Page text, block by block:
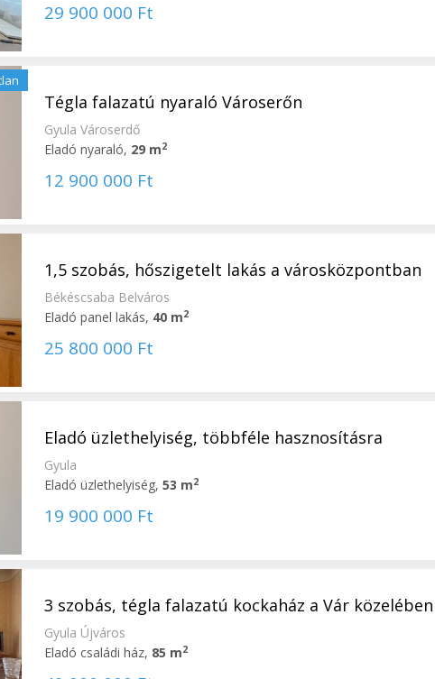
29 900 000 Ft
Tégla falazatú nyaraló Városerőn
Gyula Városerdő
Eladó nyaraló, 29 m2
12 900 000 Ft
1,5 szobás, hőszigetelt lakás a városközpontban
Békéscsaba Belváros
Eladó panel lakás, 40 m2
25 800 000 Ft
Eladó üzlethelyiség, többféle hasznosításra
Gyula
Eladó üzlethelyiség, 53 m2
19 900 000 Ft
3 szobás, tégla falazatú kockaház a Vár közelében
Gyula Újváros
Eladó családi ház, 85 m2